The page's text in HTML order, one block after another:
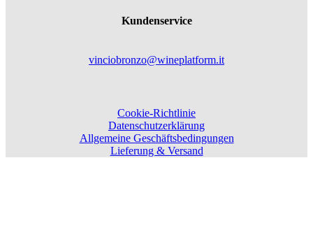
Kundenservice
vinciobronzo@wineplatform.it
Cookie-Richtlinie
Datenschutzerklärung
Allgemeine Geschäftsbedingungen
Lieferung & Versand